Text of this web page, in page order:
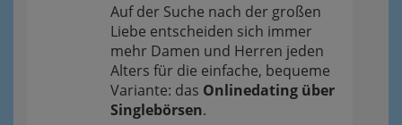
Auf der Suche nach der großen
Liebe entscheiden sich immer
mehr Damen und Herren jeden
Alters für die einfache, bequeme
Variante: das Onlinedating über
Singlebörsen.